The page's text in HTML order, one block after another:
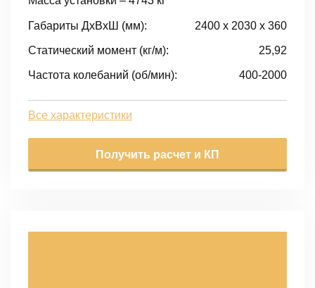
Габариты ДxВxШ (мм): 2400 x 2030 x 360
Статический момент (кг/м): 25,92
Частота колебаний (об/мин): 400-2000
Все характеристики
Получить расчет и КП